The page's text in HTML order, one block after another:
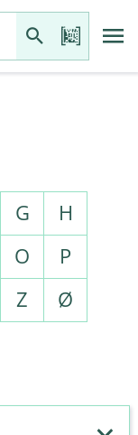
G
H
O
P
Z Ø